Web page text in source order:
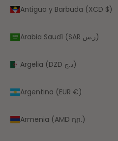
Antigua y Barbuda (XCD $)
Arabia Saudí (SAR ر.س)
Argelia (DZD د.ج)
Argentina (EUR €)
Armenia (AMD դր.)